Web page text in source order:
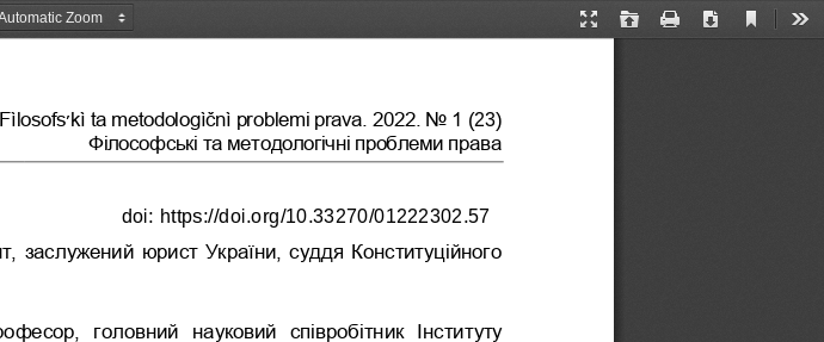
Presentation
Open Print Download
Current
׳kì ta metodologìčnì problemi prava. 2022. No 1 (23)
Філософські та методологічні проблеми права
doi: https://doi.org/10.33270/01222302.57
заслужений юрист України, суддя Конституційного
головний  науковий
співробітник  Інституту